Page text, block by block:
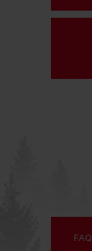
FAQ